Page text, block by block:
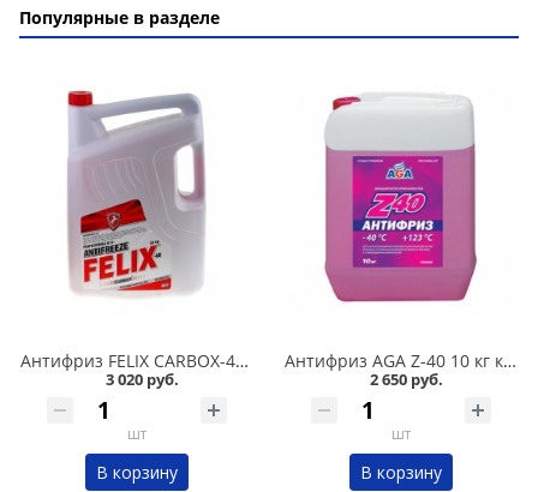
Популярные в разделе
Антифриз FELIX CARBOX-40 10 кг красный в Омске
3 020 руб.
шт
В корзину
Антифриз AGA Z-40 10 кг красный в Омске
2 650 руб.
шт
В корзину